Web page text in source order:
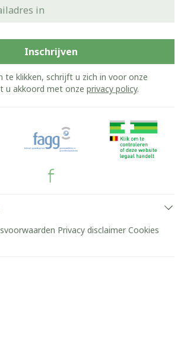
Inschrijven
te klikken, schrijft u zich in voor onze
u akkoord met onze privacy policy.
Privacy disclaimer Cookies